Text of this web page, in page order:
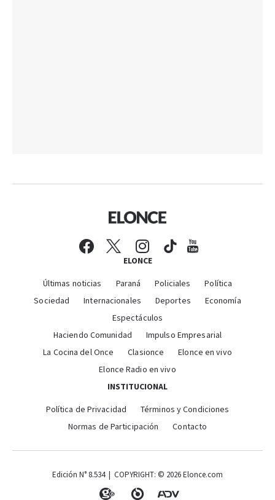
ELONCE
Últimas noticias Paraná Policiales
Política
Sociedad
Internacionales Deportes
Economía
Espectáculos
Haciendo Comunidad
Impulso Empresarial
La Cocina del Once
Clasionce
Elonce en vivo
Elonce Radio en vivo
INSTITUCIONAL
Política de Privacidad
Términos y Condiciones
Normas de Participación
Contacto
Edición N° 8.534 | COPYRIGHT: © 2026 Elonce.com